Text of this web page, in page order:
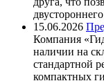
15.06.2026
Компания
наличии на
стандартной
компактных